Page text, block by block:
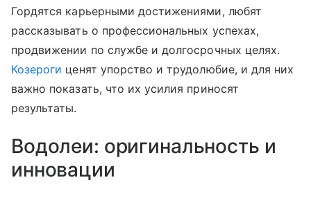
Гордятся карьерными достижениями, любят
рассказывать о профессиональных успехах,
продвижении по службе и долгосрочных целях.
Козероги ценят упорство и трудолюбие, и для них
важно показать, что их усилия приносят
результаты.
Водолеи: оригинальность и
инновации